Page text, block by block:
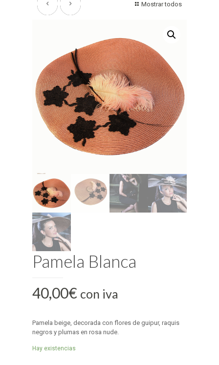
Mostrar todos
Pamela Blanca
40,00€ con iva
Pamela beige, decorada con flores de guipur, raquis
negros y plumas en rosa nude.
Hay existencias